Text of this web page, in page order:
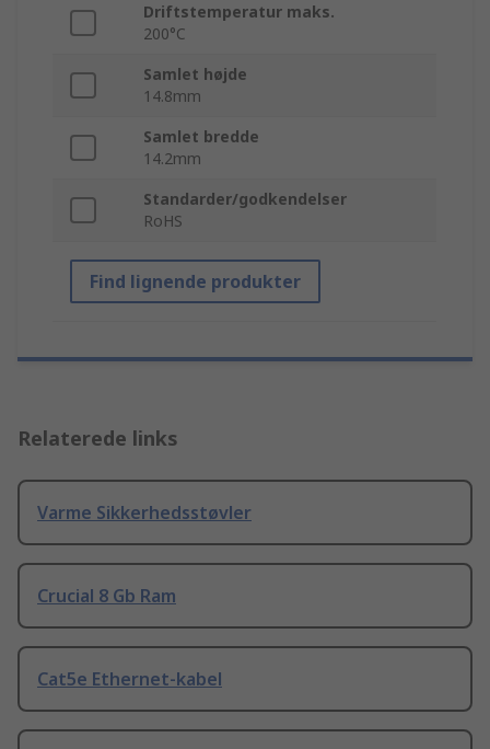
Driftstemperatur maks.
200°C
Samlet højde
14.8mm
Samlet bredde
14.2mm
Standarder/godkendelser
RoHS
Find lignende produkter
Relaterede links
Varme Sikkerhedsstøvler
Crucial 8 Gb Ram
Cat5e Ethernet-kabel